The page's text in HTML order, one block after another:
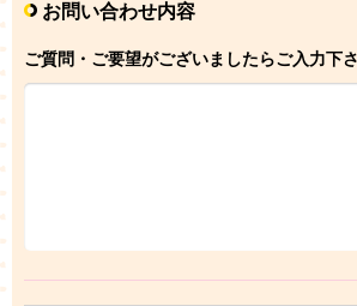
お問い合わせ内容
ご質問・ご要望がございましたらご入力下